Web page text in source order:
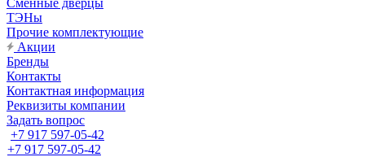
Сменные дверцы
ТЭНы
Прочие комплектующие
Акции
Бренды
Контакты
Контактная информация
Реквизиты компании
Задать вопрос
+7 917 597-05-42
+7 917 597-05-42